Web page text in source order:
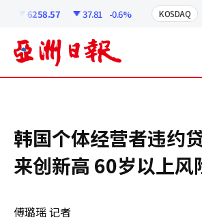
6258.57 37.81 -0.6% KOSDAQ
韩国个体经营者违约
来创新高 60岁以上风
傅璐瑶 记者